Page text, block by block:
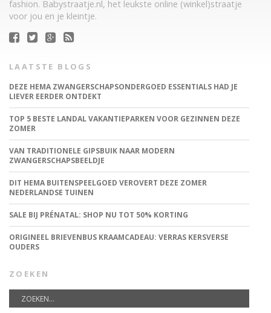
fashion. Babystraatje.nl, het leukste online (winkel)straatje
voor jou en je kleintje.
LAATSTE BLOGS
DEZE HEMA ZWANGERSCHAPSONDERGOED ESSENTIALS HAD JE
LIEVER EERDER ONTDEKT
TOP 5 BESTE LANDAL VAKANTIEPARKEN VOOR GEZINNEN DEZE
ZOMER
VAN TRADITIONELE GIPSBUIK NAAR MODERN
ZWANGERSCHAPSBEELDJE
DIT HEMA BUITENSPEELGOED VEROVERT DEZE ZOMER
NEDERLANDSE TUINEN
SALE BIJ PRÉNATAL: SHOP NU TOT 50% KORTING
ORIGINEEL BRIEVENBUS KRAAMCADEAU: VERRAS KERSVERSE
OUDERS
ZOEKEN